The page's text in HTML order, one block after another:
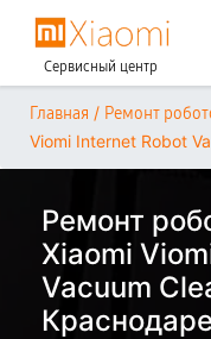
Сервисный центр
Главная / Ремонт
Viomi Internet Robot
Ремонт
Xiaomi
Vacuum
Краснодаре